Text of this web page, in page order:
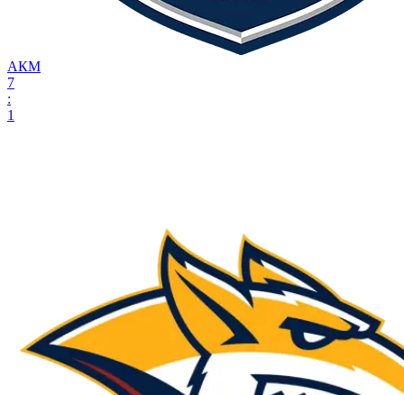
АКМ
7
:
1